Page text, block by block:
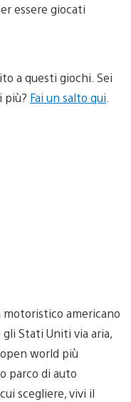
essere giocati
a questi giochi. Sei
più? Fai un salto qui
americano
Stati Uniti via aria,
world più
parco di auto
scegliere, vivi il